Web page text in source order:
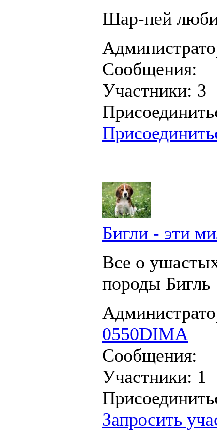
Шар-пей
Сообщения:
Участники: 3
Бигли - эти
Все о
породы Бигль
0550DIMA
Сообщения:
Участники: 1
Запросить